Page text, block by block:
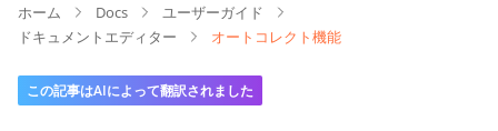
ホーム Docs
ユーザーガイド
ドキュメントエディター
オートコレクト機能
この記事はAIによって翻訳されました